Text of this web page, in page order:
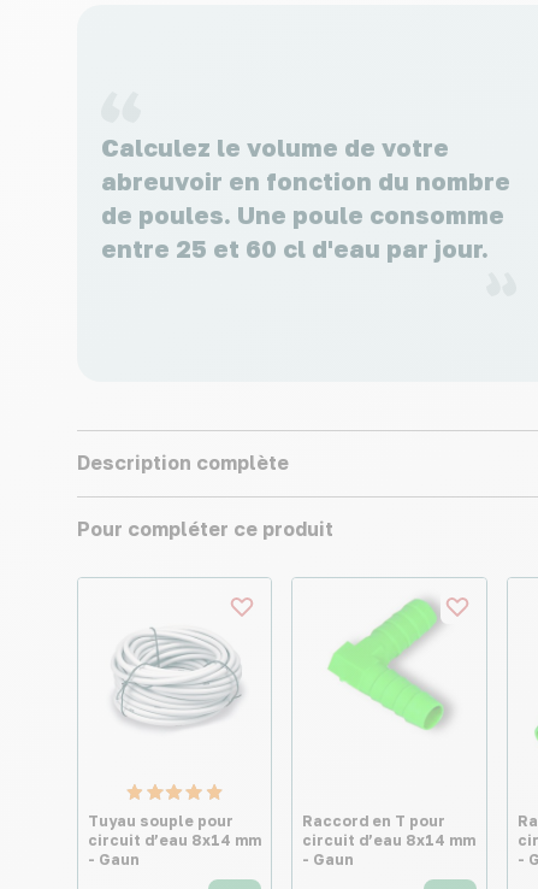
Calculez le volume de votre
abreuvoir en fonction du nombre
de poules. Une poule consomme
entre 25 et 60 cl d'eau par jour.
Description complète
Pour compléter ce produit
Tuyau souple pour
circuit d’eau 8x14 mm
- Gaun
Raccord en T pour
circuit d’eau 8x14 mm
- Gaun
-